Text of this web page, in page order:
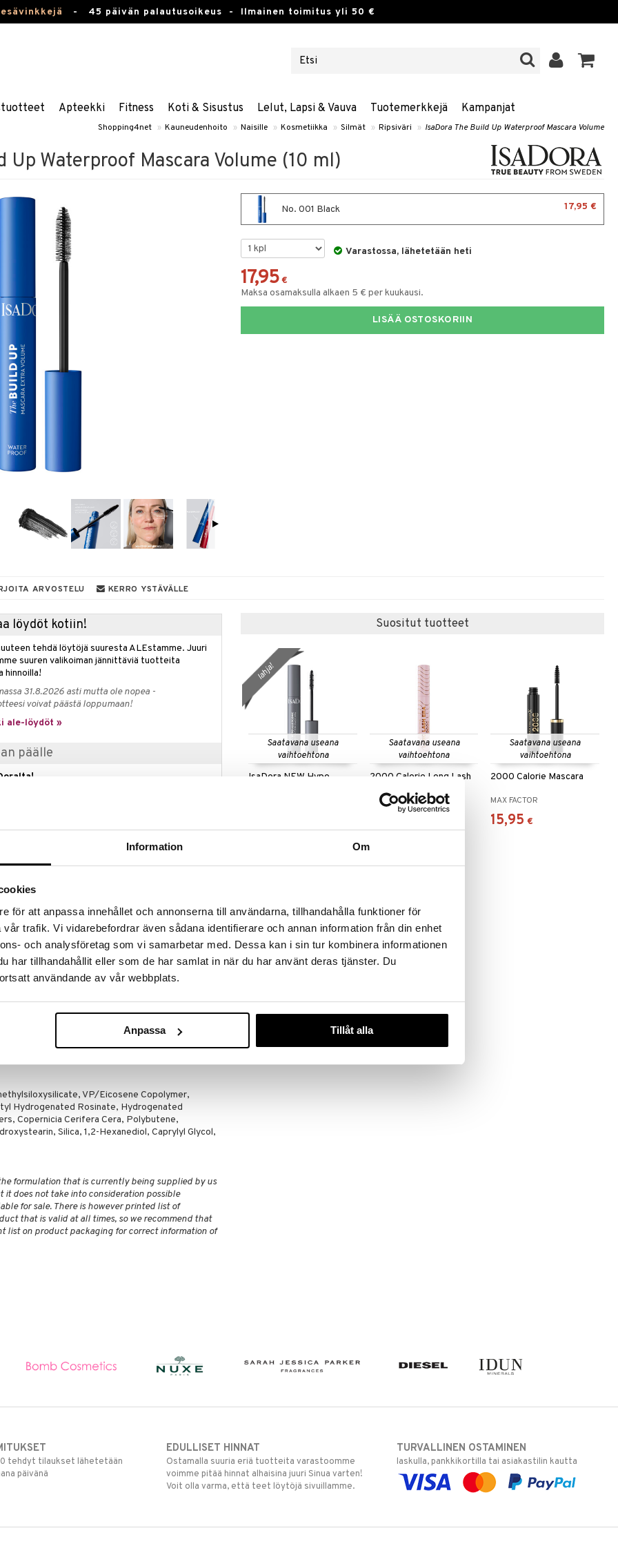
Information Om
för att anpassa innehållet och annonserna till användarna, tillhandahålla funktioner för
trafik. Vi vidarebefordrar även sådana identifierare och annan information från din enhet
och analysföretag som vi samarbetar med. Dessa kan i sin tur kombinera informationen
har tillhandahållit eller som de har samlat in när du har använt deras tjänster. Du
användande av vår webbplats.
Anpassa Tillåt alla
- 45 päivän palautusoikeus - Ilmainen toimitus yli 50 €
Apteekki Fitness Koti & Sisustus Lelut, Lapsi & Vauva Tuotemerkkejä Kampanjat
Shopping4net » Kauneudenhoito » Naisille » Kosmetiikka » Silmät » Ripsiväri » IsaDora The Build Up Waterproof Mascara Volume
Up Waterproof Mascara Volume (10 ml)
No. 001 Black 17,95 €
Varastossa, lähetetään heti
17,95 €
Maksa osamaksulla alkaen 5 € per kuukausi.
LISÄÄ OSTOSKORIIN
ARVOSTELU KERRO YSTÄVÄLLE
löydöt kotiin!
tehdä löytöjä suuresta ALEstamme. Juuri
suuren valikoiman jännittäviä tuotteita
hinnoilla!
31.8.2026 asti mutta ole nopea -
voivat päästä loppumaan!
ale-löydöt »
päälle
niin kauan kuin tuotteita riittää.
Volume on vedenkestävä, rakennettava
rakastetulla ikonisella harjalla. Ripsiesi haluttu
mikä tekee Build Up -ripsiväristä ehdottoman
koostumus auttaa suurta, pörröistä harjaa
jälkeen, kunnes saavutat halutun tuloksen.
koostumukselle, joka pitää ripsesi nostettuina
Sisältää Carnauba-vahaa, joka muodostaa
jokaisen ripseen ympärille. - Antaa
Vedenkestävä ja pitkäkestoinen koostumus -
levitystä varten CRUELTY FREE
VEGAANIYSTÄVÄLLINEN
VP/Eicosene Copolymer,
Hydrogenated Rosinate, Hydrogenated
Copernicia Cerifera Cera, Polybutene,
Silica, 1,2-Hexanediol, Caprylyl Glycol,
formulation that is currently being supplied by us
it does not take into consideration possible
for sale. There is however printed list of
that is valid at all times, so we recommend that
list on product packaging for correct information of
Suositut tuotteet
Saatavana useana
vaihtoehtona
IsaDora NEW Hypo
lahja!
Saatavana useana
vaihtoehtona
2000 Calorie Long Lash
MAX FACTOR
Saatavana useana
vaihtoehtona
2000 Calorie Mascara
MAX FACTOR
15,95 €
Saatavana useana
vaihtoehtona
tehdyt tilaukset lähetetään
päivänä
EDULLISET HINNAT
Ostamalla suuria eriä tuotteita varastoomme
voimme pitää hinnat alhaisina juuri Sinua varten!
Voit olla varma, että teet löytöjä sivuillamme.
TURVALLINEN OSTAMINEN
laskulla, pankkikortilla tai asiakastilin kautta